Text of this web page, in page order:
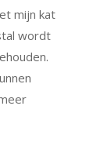
mijn kat
wordt